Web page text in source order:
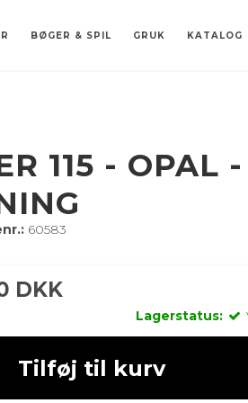
BØGER & SPIL GRUK KATALOG
115 - OPAL
60583
DKK
Lagerstatus:
Tilføj til kurv